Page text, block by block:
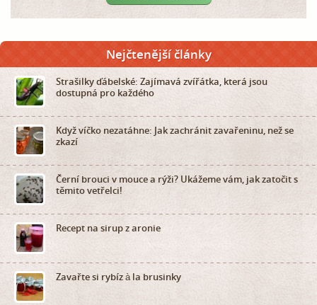
Nejčtenější články
Strašilky ďábelské: Zajímavá zvířátka, která jsou
dostupná pro každého
Když víčko nezatáhne: Jak zachránit zavařeninu, než se
zkazí
Černí brouci v mouce a rýži? Ukážeme vám, jak zatočit s
těmito vetřelci!
Recept na sirup z aronie
Zavařte si rybíz à la brusinky